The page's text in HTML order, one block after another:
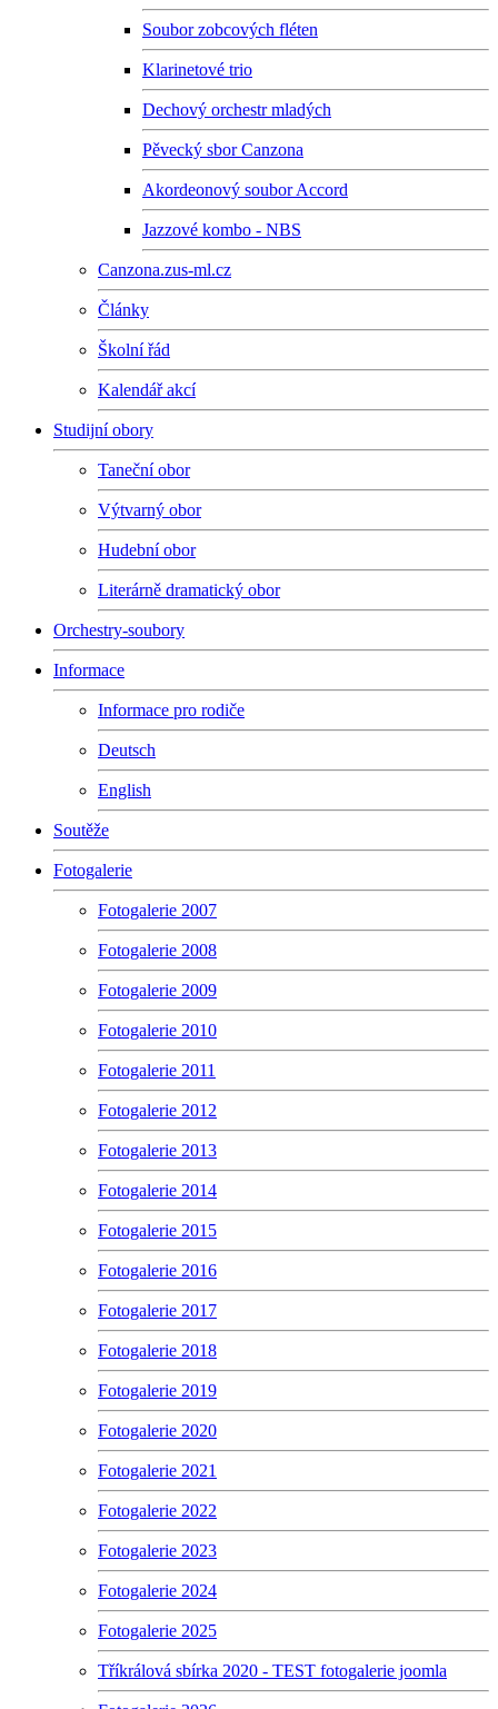
Soubor zobcových fléten
Klarinetové trio
Dechový orchestr mladých
Pěvecký sbor Canzona
Akordeonový soubor Accord
Jazzové kombo - NBS
Canzona.zus-ml.cz
Články
Školní řád
Kalendář akcí
Studijní obory
Taneční obor
Výtvarný obor
Hudební obor
Literárně dramatický obor
Orchestry-soubory
Informace
Informace pro rodiče
Deutsch
English
Soutěže
Fotogalerie
Fotogalerie 2007
Fotogalerie 2008
Fotogalerie 2009
Fotogalerie 2010
Fotogalerie 2011
Fotogalerie 2012
Fotogalerie 2013
Fotogalerie 2014
Fotogalerie 2015
Fotogalerie 2016
Fotogalerie 2017
Fotogalerie 2018
Fotogalerie 2019
Fotogalerie 2020
Fotogalerie 2021
Fotogalerie 2022
Fotogalerie 2023
Fotogalerie 2024
Fotogalerie 2025
Tříkrálová sbírka 2020 - TEST fotogalerie joomla